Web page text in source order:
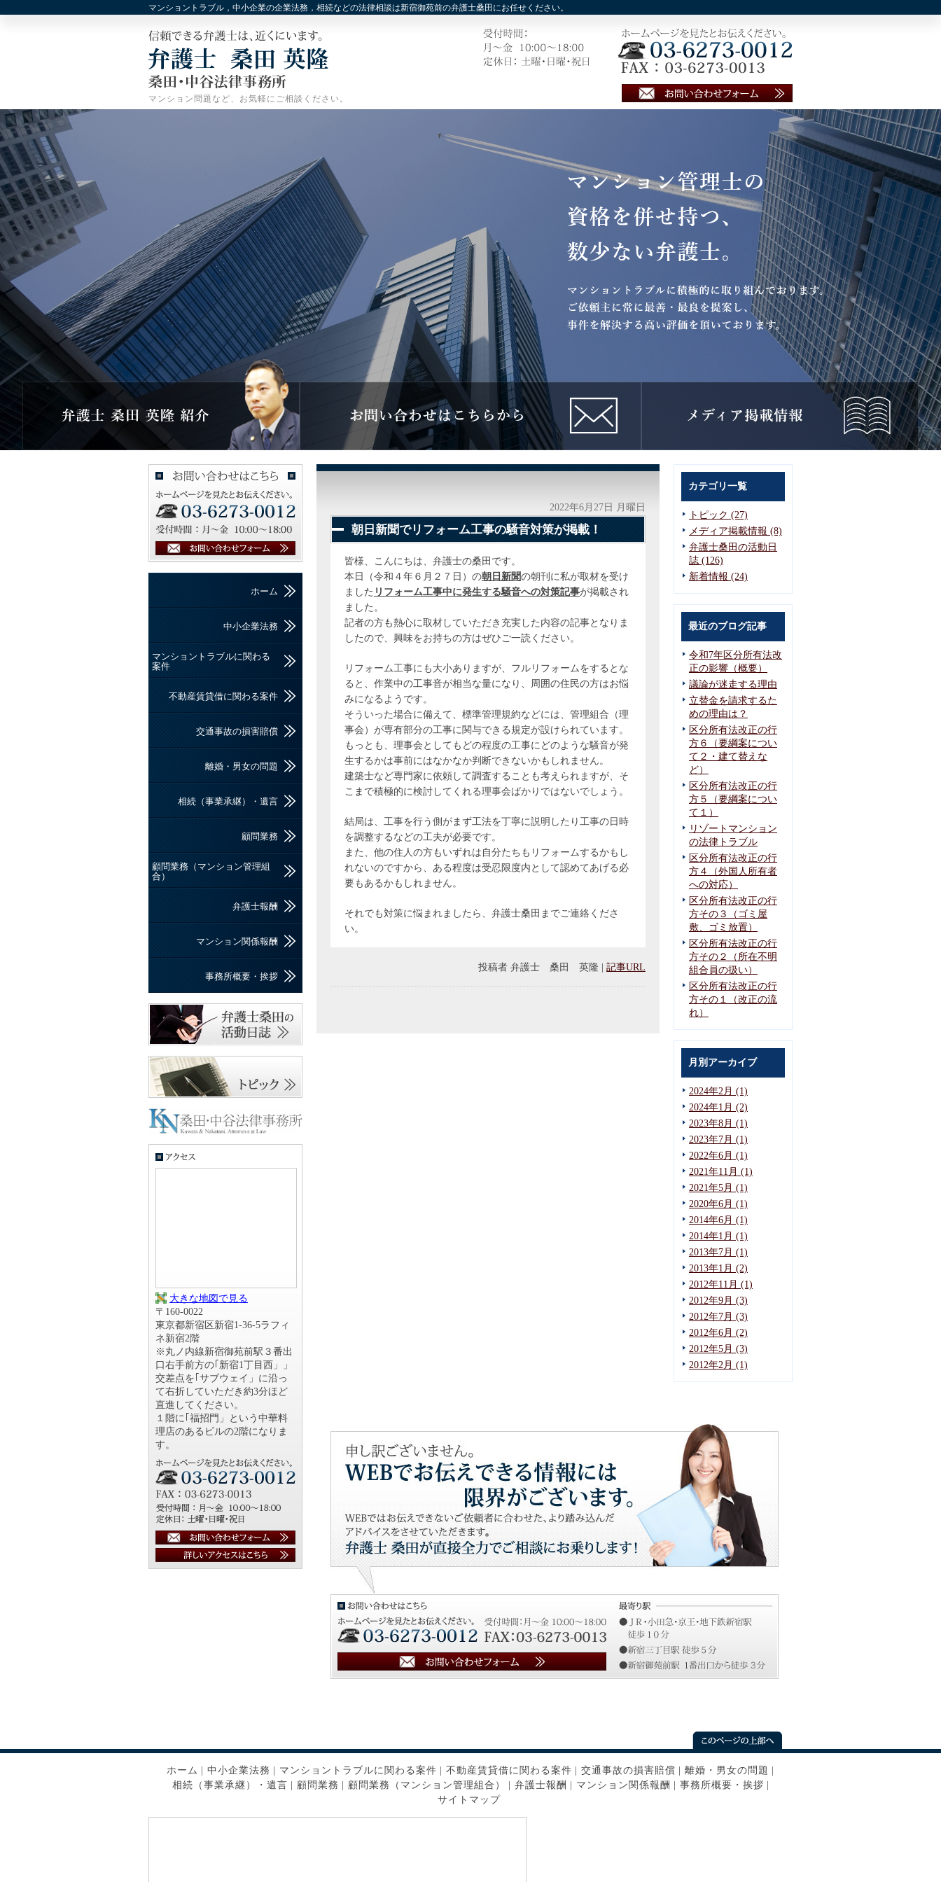
マンショントラブル，中小企業の企業法務，相続などの法律相談は新宿御苑前の弁護士桑田にお任せください。
マンション問題など、お気軽にご相談ください。
2022年6月27日 月曜日
朝日新聞でリフォーム工事の騒音対策が掲載！
皆様、こんにちは、弁護士の桑田です。
本日（令和４年６月２７日）の朝日新聞の朝刊に私が取材を受け
ました リフォーム工事中に発生する騒音への対策記事が掲載され
ました。
記者の方も熱心に取材していただき充実した内容の記事となりま
したので、興味をお持ちの方はぜひご一読ください。
リフォーム工事にも大小ありますが、フルリフォームをするとな
ると、作業中の工事音が相当な量になり、周囲の住民の方はお悩
みになるようです。
そういった場合に備えて、標準管理規約などには、管理組合（理
事会）が専有部分の工事に関与できる規定が設けられています。
もっとも、理事会としてもどの程度の工事にどのような騒音が発
生するかは事前にはなかなか判断できないかもしれません。
建築士など専門家に依頼して調査することも考えられますが、そ
こまで積極的に検討してくれる理事会ばかりではないでしょう。
結局は、工事を行う側がまず工法を丁寧に説明したり工事の日時
を調整するなどの工夫が必要です。
また、他の住人の方もいずれは自分たちもリフォームするかもし
れないのですから、ある程度は受忍限度内として認めてあげる必
要もあるかもしれません。
それでも対策に悩まれましたら、弁護士桑田までご連絡くださ
い。
投稿者 弁護士 桑田 英隆 記事URL
カテゴリ一覧
トピック (27)
メディア掲載情報 (8)
弁護士桑田の活動日
誌 (126)
新着情報 (24)
最近のブログ記事
令和7年区分所有法改
正の影響（概要）
議論が迷走する理由
立替金を請求するた
めの理由は？
区分所有法改正の行
方６（要綱案につい
て２・建て替えな
ど）
区分所有法改正の行
方５（要綱案につい
て１）
リゾートマンション
の法律トラブル
区分所有法改正の行
方４（外国人所有者
への対応）
区分所有法改正の行
方その３（ゴミ屋
敷、ゴミ放置）
区分所有法改正の行
方その２（所在不明
組合員の扱い）
区分所有法改正の行
方その１（改正の流
れ）
月別アーカイブ
2024年2月 (1)
2024年1月 (2)
2023年8月 (1)
2023年7月 (1)
2022年6月 (1)
2021年11月 (1)
2021年5月 (1)
2020年6月 (1)
2014年6月 (1)
2014年1月 (1)
2013年7月 (1)
2013年1月 (2)
2012年11月 (1)
2012年9月 (3)
2012年7月 (3)
2012年6月 (2)
2012年5月 (3)
2012年2月 (1)
ホーム
中小企業法務
マンショントラブルに関わる
案件
不動産賃貸借に関わる案件
交通事故の損害賠償
離婚・男女の問題
相続（事業承継）・遺言
顧問業務
顧問業務（マンション管理組
合）
弁護士報酬
マンション関係報酬
事務所概要・挨拶
大きな地図で見る
〒160-0022
東京都新宿区新宿1-36-5ラフィ
ネ新宿2階
※丸ノ内線新宿御苑前駅３番出
口右手前方の｢新宿1丁目西」」
交差点を｢サブウェイ」に沿っ
て右折していただき約3分ほど
直進してください。
１階に｢福招門」という中華料
理店のあるビルの2階になりま
す。
ホーム 中小企業法務 マンショントラブルに関わる案件 不動産賃貸借に関わる案件 交通事故の損害賠償 離婚・男女の問題
相続（事業承継）・遺言
顧問業務 顧問業務（マンション管理組合） 弁護士報酬 マンション関係報酬 事務所概要・挨拶
サイトマップ